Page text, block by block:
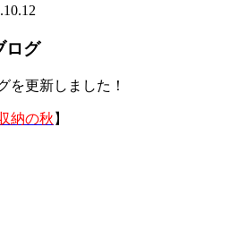
ログ
更新しました！
納の秋 】